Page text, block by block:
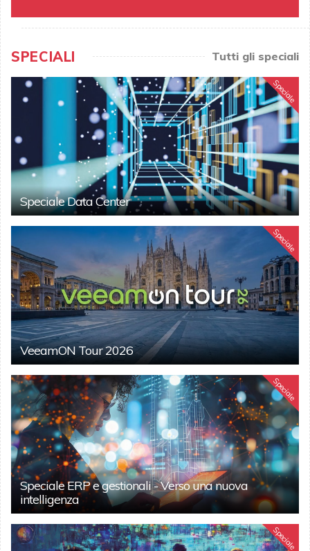
SPECIALI Tutti gli speciali
Speciale
Speciale Data Center
Speciale
VeeamON Tour 2026
Speciale
Speciale ERP e gestionali - Verso una nuova
intelligenza
Speciale